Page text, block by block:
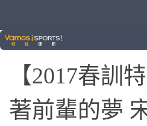
旅外球員動態
【2017春訓
著前輩的夢